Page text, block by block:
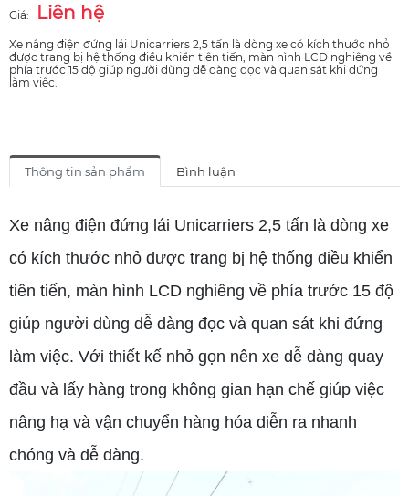
Giá:
Liên hệ
Xe nâng điện đứng lái Unicarriers 2,5 tấn là dòng xe có kích thước nhỏ
được trang bị hệ thống điều khiển tiên tiến, màn hình LCD nghiêng về
phía trước 15 độ giúp người dùng dễ dàng đọc và quan sát khi đứng
làm việc.
Thông tin sản phẩm Bình luận
Xe nâng điện đứng lái Unicarriers 2,5 tấn là dòng xe
có kích thước nhỏ được trang bị hệ thống điều khiển
tiên tiến, màn hình LCD nghiêng về phía trước 15 độ
giúp người dùng dễ dàng đọc và quan sát khi đứng
làm việc. Với thiết kế nhỏ gọn nên xe dễ dàng quay
đầu và lấy hàng trong không gian hạn chế giúp việc
nâng hạ và vận chuyển hàng hóa diễn ra nhanh
chóng và dễ dàng.